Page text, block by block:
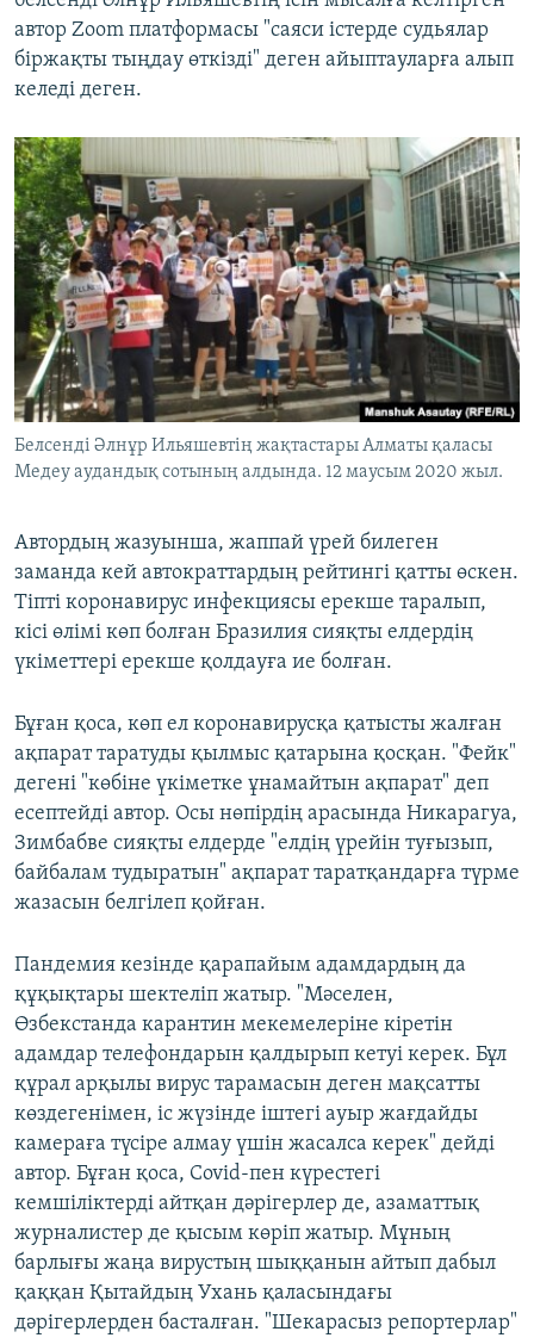
автор Zoom платформасы "саяси істерде судьялар
біржақты тыңдау өткізді" деген айыптауларға алып
келеді деген.
Белсенді Әлнұр Ильяшевтің жақтастары Алматы қаласы
Медеу аудандық сотының алдында. 12 маусым 2020 жыл.
Автордың жазуынша, жаппай үрей билеген
заманда кей автократтардың рейтингі қатты өскен.
Тіпті коронавирус инфекциясы ерекше таралып,
кісі өлімі көп болған Бразилия сияқты елдердің
үкіметтері ерекше қолдауға ие болған.
Бұған қоса, көп ел коронавирусқа қатысты жалған
ақпарат таратуды қылмыс қатарына қосқан. "Фейк"
дегені "көбіне үкіметке ұнамайтын ақпарат" деп
есептейді автор. Осы нөпірдің арасында Никарагуа,
Зимбабве сияқты елдерде "елдің үрейін туғызып,
байбалам тудыратын" ақпарат таратқандарға түрме
жазасын белгілеп қойған.
Пандемия кезінде қарапайым адамдардың да
құқықтары шектеліп жатыр. "Мәселен,
Өзбекстанда карантин мекемелеріне кіретін
адамдар телефондарын қалдырып кетуі керек. Бұл
құрал арқылы вирус тарамасын деген мақсатты
көздегенімен, іс жүзінде іштегі ауыр жағдайды
камераға түсіре алмау үшін жасалса керек" дейді
автор. Бұған қоса, Covid-пен күрестегі
кемшіліктерді айтқан дәрігерлер де, азаматтық
журналистер де қысым көріп жатыр. Мұның
барлығы жаңа вирустың шыққанын айтып дабыл
қаққан Қытайдың Ухань қаласындағы
дәрігерлерден басталған. "Шекарасыз репортерлар"